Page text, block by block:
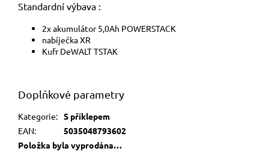
Standardní výbava :
2x akumulátor 5,0Ah POWERSTACK
nabíječka XR
Kufr DeWALT TSTAK
Doplňkové parametry
Kategorie: S příklepem
EAN:
5035048793602
Položka byla vyprodána…